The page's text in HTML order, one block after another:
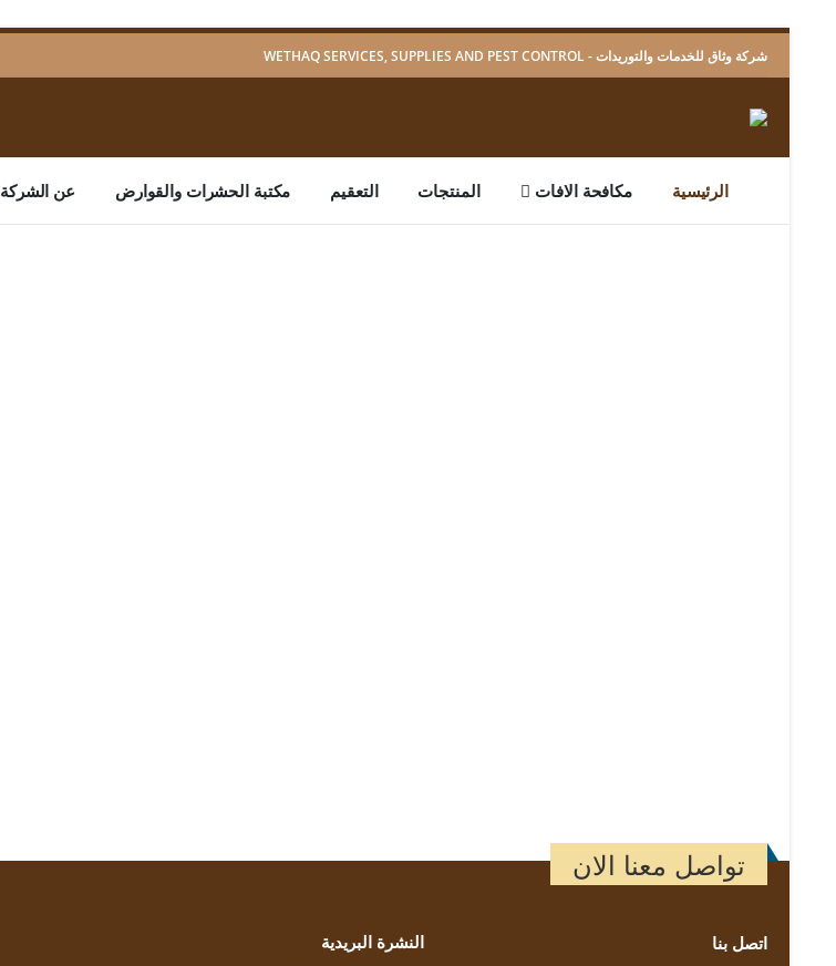
شركة وثاق للخدمات والتوريدات - WETHAQ SERVICES, SUPPLIES AND PEST CONTROL
الرئيسية مكافحة الافات المنتجات التعقيم مكتبة الحشرات والقوارض عن الشركة
تواصل معنا الان
اتصل بنا النشرة البريدية